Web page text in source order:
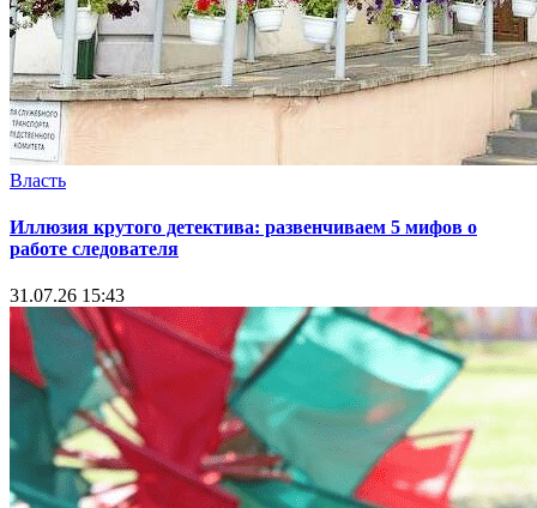
Власть
Иллюзия крутого детектива: развенчиваем 5 мифов о
работе следователя
31.07.26 15:43